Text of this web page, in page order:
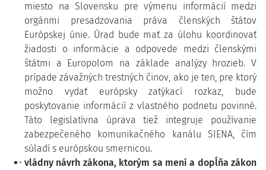
miesto na Slovensku pre výmenu informácií medzi
orgánmi presadzovania práva členských štátov
Európskej únie. Úrad bude mať za úlohu koordinovať
žiadosti o informácie a odpovede medzi členskými
štátmi a Europolom na základe analýzy hrozieb. V
prípade závažných trestných činov, ako je ten, pre ktorý
možno vydať európsky zatýkací rozkaz, bude
poskytovanie informácií z vlastného podnetu povinné.
Táto legislatívna úprava tiež integruje používanie
zabezpečeného komunikačného kanálu SIENA, čím
súladí s európskou smernicou.
vládny návrh zákona, ktorým sa mení a dopĺňa zákon